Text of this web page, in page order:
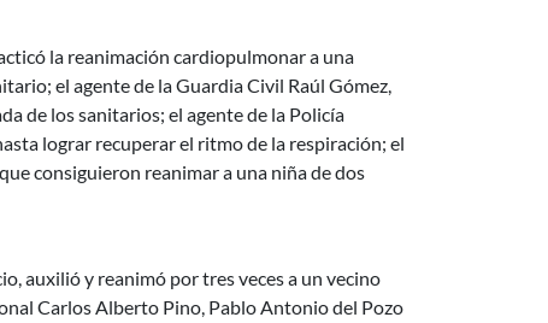
la reanimación cardiopulmonar a una
el agente de la Guardia Civil Raúl Gómez,
de los sanitarios; el agente de la Policía
lograr recuperar el ritmo de la respiración; el
consiguieron reanimar a una niña de dos
auxilió y reanimó por tres veces a un vecino
Carlos Alberto Pino, Pablo Antonio del Pozo